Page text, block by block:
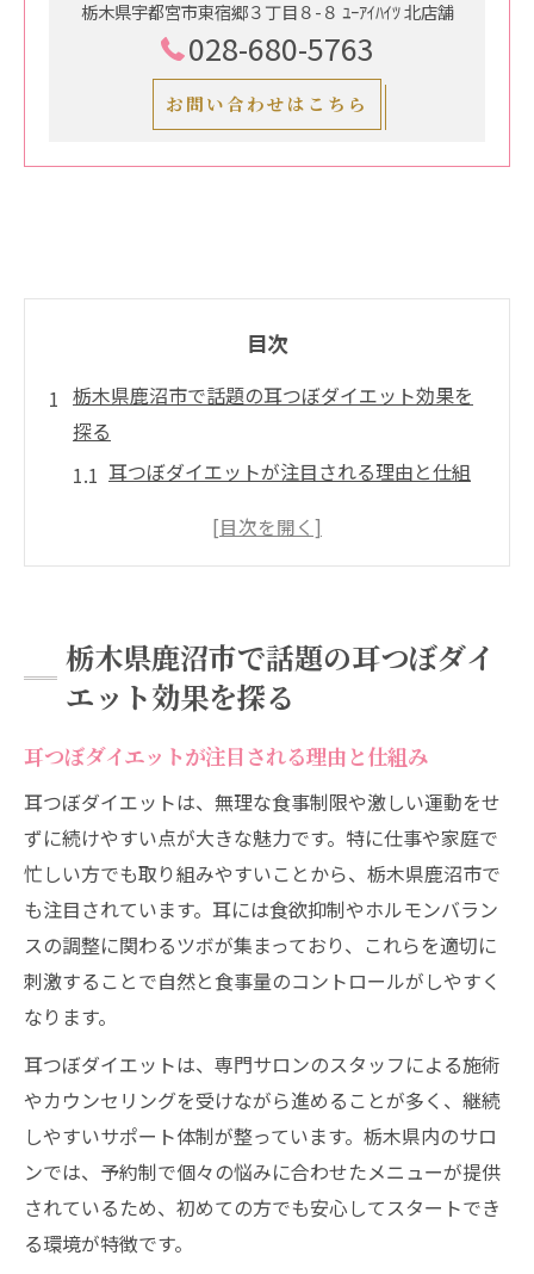
栃木県宇都宮市東宿郷３丁目８-８ ﾕｰｱｲﾊｲﾂ 北店舗
028-680-5763
お問い合わせはこちら
目次
栃木県鹿沼市で話題の耳つぼダイエット効果を
探る
耳つぼダイエットが注目される理由と仕組
地域で耳つぼダイエット効果を実感するポ
口コミで広がる耳つぼダイエットの魅力
耳つぼダイエット効果の体験談と専門家の
声
ツ
耳つぼダイエット継続のコツと生活習慣の
専門家が教える耳つぼダイエット実践法
鹿沼市で耳つぼダイエットを始める手順
用
耳つぼダイエット実践時の注意点まとめ
無理なく続く耳つぼダイエットに鹿沼市で挑戦
しよう
耳つぼダイエットを無理なく続けるポイン
ト
栃木県鹿沼市で話題の耳つぼダイ
エット効果を探る
耳つぼダイエットが注目される理由と仕組み
耳つぼダイエットは、無理な食事制限や激しい運動をせ
ずに続けやすい点が大きな魅力です。特に仕事や家庭で
忙しい方でも取り組みやすいことから、栃木県鹿沼市で
も注目されています。耳には食欲抑制やホルモンバラン
スの調整に関わるツボが集まっており、これらを適切に
刺激することで自然と食事量のコントロールがしやすく
なります。
耳つぼダイエットは、専門サロンのスタッフによる施術
やカウンセリングを受けながら進めることが多く、継続
しやすいサポート体制が整っています。栃木県内のサロ
ンでは、予約制で個々の悩みに合わせたメニューが提供
されているため、初めての方でも安心してスタートでき
る環境が特徴です。